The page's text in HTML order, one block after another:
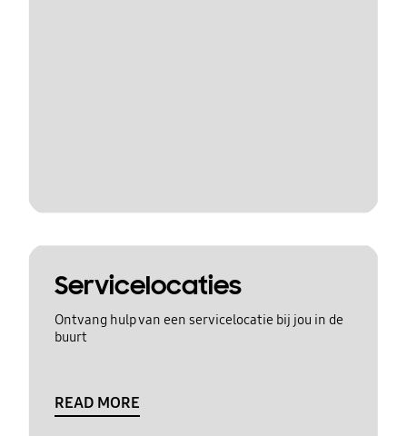
Servicelocaties
Ontvang hulp van een servicelocatie bij jou in de
buurt
READ MORE